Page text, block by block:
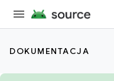
DOKUMENTACJA